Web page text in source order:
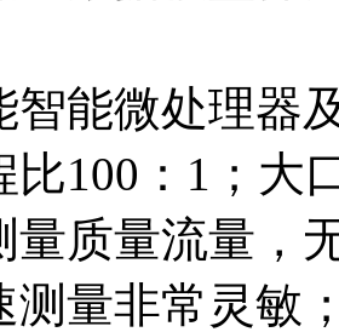
智能微处理器
比100：1；大
量质量流量，
测量非常灵敏